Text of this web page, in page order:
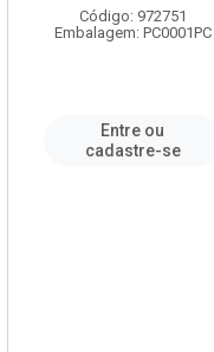
Código: 972751
Embalagem: PC0001PC
Entre ou
cadastre-se